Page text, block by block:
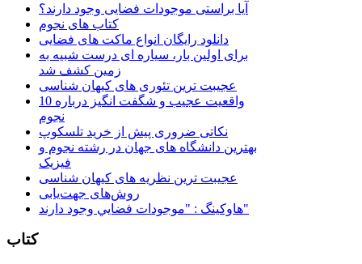
آیا براستی موجودات فضایی وجود دارند؟
کتاب های نجوم
دانلود رایگان انواع ماکت های فضایی
برای اولین بار، سیاره ای درست شبیه به
زمین کشف شد
عجیبت ترین تئوری های کیهان شناسی
10 واقعیت عجیب و شگفت انگیز درباره
نجوم
نکاتی ضروری پیش از خرید تلسکوپ
بهترین دانشگاه های جهان در رشته نجوم و
فیزیک
عجیبت ترین نظریه های کیهان شناسی
روش‌های جهت‌یابی
هاوكينگ : "موجودات فضايي وجود دارند"
کتاب